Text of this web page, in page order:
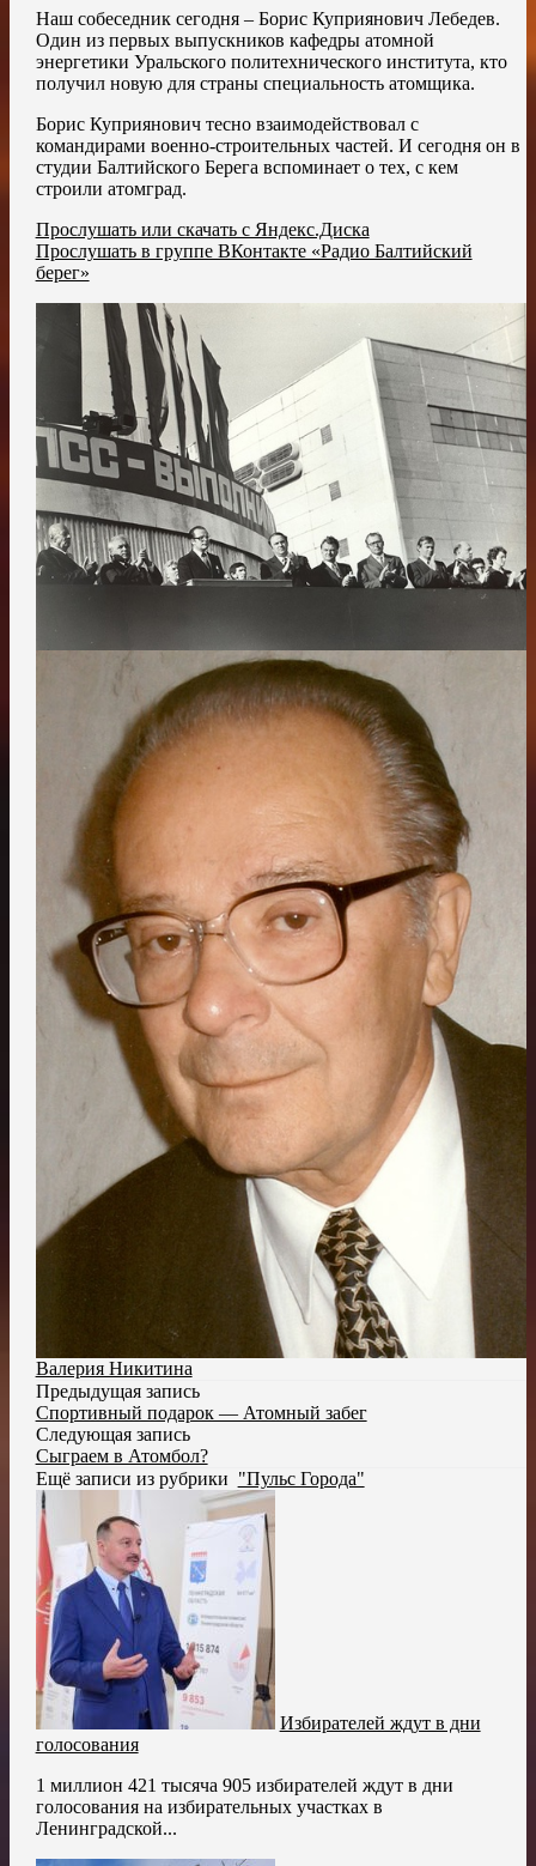
Наш собеседник сегодня – Борис Куприянович Лебедев.
Один из первых выпускников кафедры атомной
энергетики Уральского политехнического института, кто
получил новую для страны специальность атомщика.
Борис Куприянович тесно взаимодействовал с
командирами военно-строительных частей. И сегодня он в
студии Балтийского Берега вспоминает о тех, с кем
строили атомград.
Прослушать или скачать с Яндекс.Диска
Прослушать в группе ВКонтакте «Радио Балтийский
берег»
Валерия Никитина
Предыдущая запись
Спортивный подарок — Атомный забег
Следующая запись
Сыграем в Атомбол?
Ещё записи из рубрики "Пульс Города"
Избирателей ждут в дни
голосования
1 миллион 421 тысяча 905 избирателей ждут в дни
голосования на избирательных участках в
Ленинградской...